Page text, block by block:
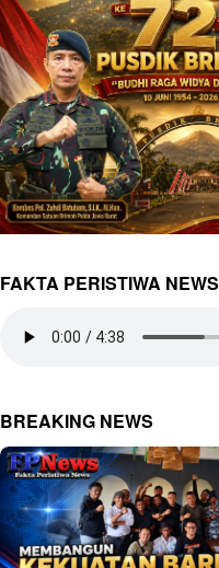
FAKTA PERISTIWA NEWS
BREAKING NEWS